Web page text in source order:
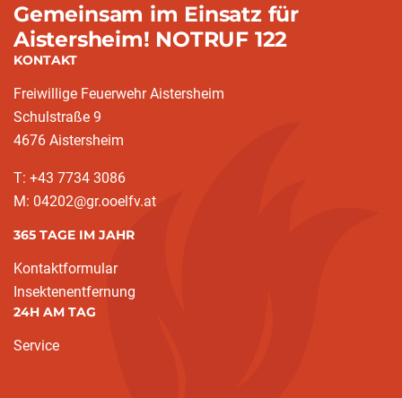
Gemeinsam im Einsatz für
Aistersheim! NOTRUF 122
KONTAKT
Freiwillige Feuerwehr Aistersheim
Schulstraße 9
4676 Aistersheim
T: +43 7734 3086
M: 04202@gr.ooelfv.at
365 TAGE IM JAHR
Kontaktformular
Insektenentfernung
24H AM TAG
Service